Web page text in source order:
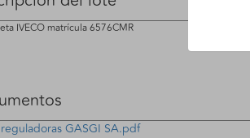
IVECO matrícula 6576CMR
reguladoras GASGI SA.pdf